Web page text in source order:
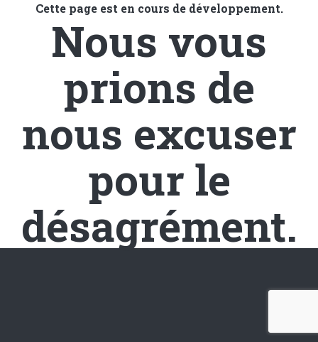
Cette page est en cours de développement.
Nous vous
prions de
nous excuser
pour le
désagrément.